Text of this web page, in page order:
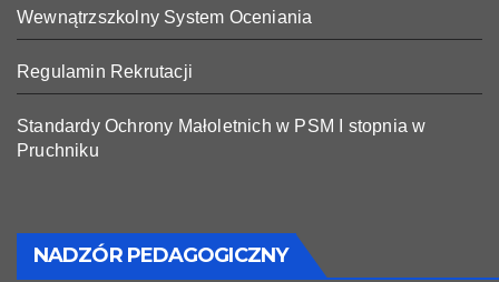
Wewnątrzszkolny System Oceniania
Regulamin Rekrutacji
Standardy Ochrony Małoletnich w PSM I stopnia w
Pruchniku
NADZÓR PEDAGOGICZNY